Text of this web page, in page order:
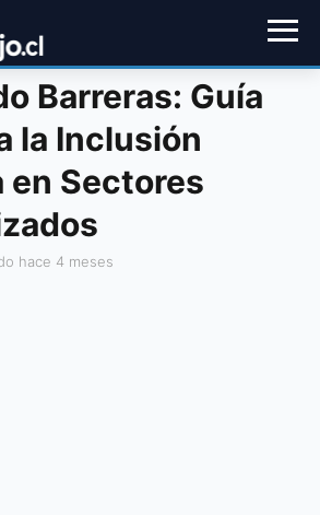
Barreras: Guía
la Inclusión
en Sectores
hace 4 meses